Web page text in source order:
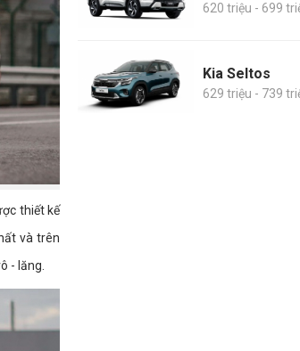
thiết kế
và trên
- lăng.
620 triệu - 699
Kia Seltos
629 triệu - 739